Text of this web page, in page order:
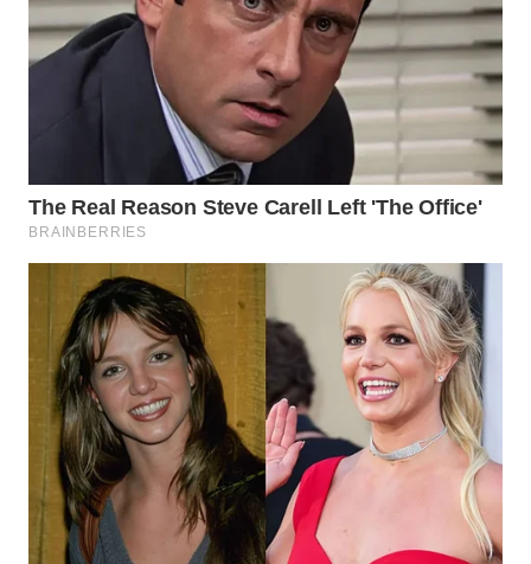
WAHANANEWS
NET
WAHANA
UMKM
WAHANA
SELEB
WAHANA
PERSONA
WAHANA
OTOMOTIF
WAHANA